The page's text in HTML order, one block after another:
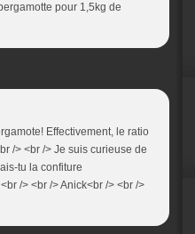
pour 1,5kg de
Effectivement, le ratio
/> <br /> Je suis curieuse de
tu la confiture
/> <br /> Anick<br /> <br />